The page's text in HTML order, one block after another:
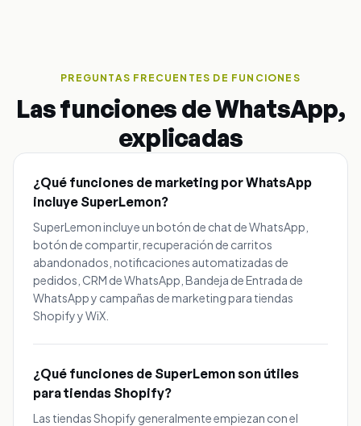
PREGUNTAS FRECUENTES DE FUNCIONES
Las funciones de WhatsApp,
explicadas
¿Qué funciones de marketing por WhatsApp
incluye SuperLemon?
SuperLemon incluye un botón de chat de WhatsApp,
botón de compartir, recuperación de carritos
abandonados, notificaciones automatizadas de
pedidos, CRM de WhatsApp, Bandeja de Entrada de
WhatsApp y campañas de marketing para tiendas
Shopify y WiX.
¿Qué funciones de SuperLemon son útiles
para tiendas Shopify?
Las tiendas Shopify generalmente empiezan con el